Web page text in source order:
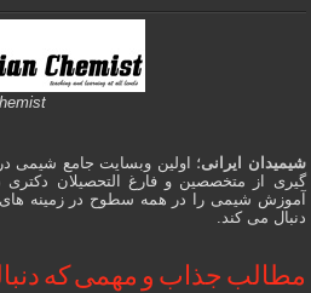
شیمیدان ایرانی؛ اولین وبسایت جامع شیمی
گیری از متخصصین و فارغ التحصیلان
آموزش شیمی را در همه سطوح در زمینه
دنبال می کند.
مطالب جذاب و مهمی که